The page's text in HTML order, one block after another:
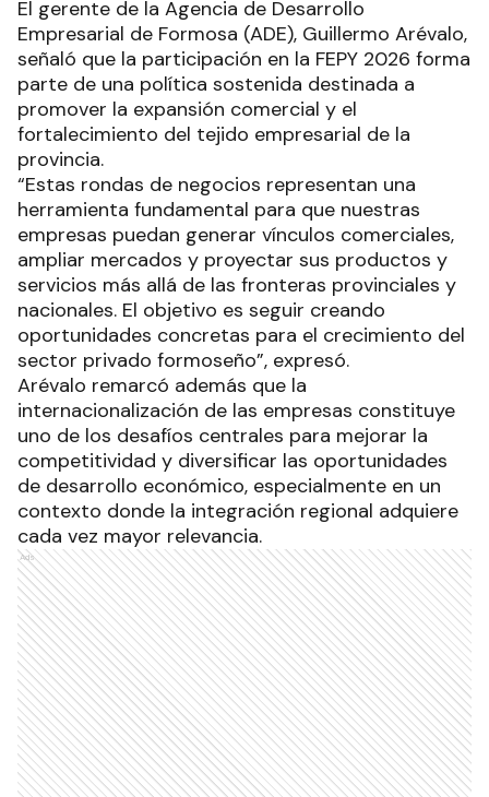
El gerente de la Agencia de Desarrollo
Empresarial de Formosa (ADE), Guillermo Arévalo,
señaló que la participación en la FEPY 2026 forma
parte de una política sostenida destinada a
promover la expansión comercial y el
fortalecimiento del tejido empresarial de la
provincia.
“Estas rondas de negocios representan una
herramienta fundamental para que nuestras
empresas puedan generar vínculos comerciales,
ampliar mercados y proyectar sus productos y
servicios más allá de las fronteras provinciales y
nacionales. El objetivo es seguir creando
oportunidades concretas para el crecimiento del
sector privado formoseño”, expresó.
Arévalo remarcó además que la
internacionalización de las empresas constituye
uno de los desafíos centrales para mejorar la
competitividad y diversificar las oportunidades
de desarrollo económico, especialmente en un
contexto donde la integración regional adquiere
cada vez mayor relevancia.
Ads